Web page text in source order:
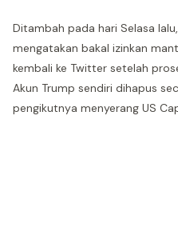
Ditambah pada hari Selasa
mengatakan bakal izinkan
kembali ke Twitter setelah
Akun Trump sendiri dihapus
pengikutnya menyerang US